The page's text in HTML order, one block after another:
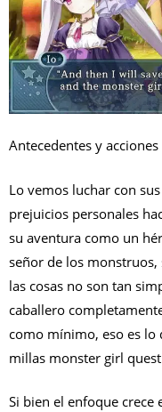
Antecedentes y acciones
Lo vemos luchar con
prejuicios personales
su aventura como un
señor de los
las cosas no son tan
caballero
como mínimo, eso es lo
millas monster girl
Si bien el enfoque